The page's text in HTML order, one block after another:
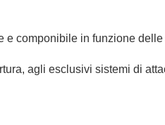
e componibile in funzione
agli esclusivi sistemi di